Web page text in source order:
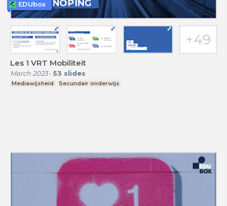
Les 1 VRT Mobiliteit
March 2023- 53 slides
Mediawijsheid Secundair onderwijs
EDUbox